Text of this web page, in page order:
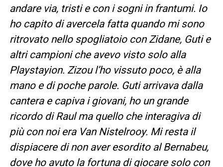
andare via, tristi e con i sogni in frantumi. Io
ho capito di avercela fatta quando mi sono
ritrovato nello spogliatoio con Zidane, Guti e
altri campioni che avevo visto solo alla
Playstayion. Zizou l’ho vissuto poco, è alla
mano e di poche parole. Guti arrivava dalla
cantera e capiva i giovani, ho un grande
ricordo di Raul ma quello che interagiva di
più con noi era Van Nistelrooy. Mi resta il
dispiacere di non aver esordito al Bernabeu,
dove ho avuto la fortuna di giocare solo con